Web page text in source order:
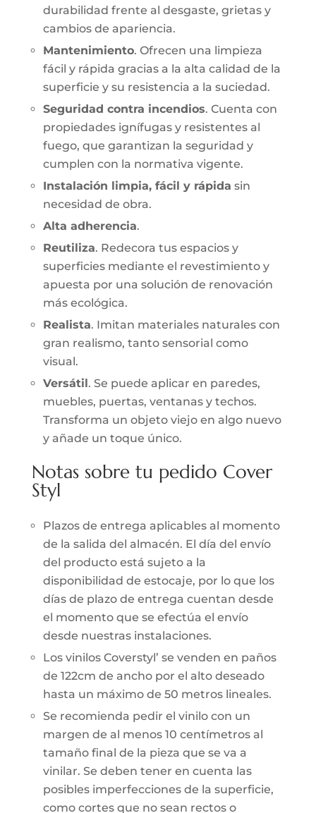
durabilidad frente al desgaste, grietas y
cambios de apariencia.
Mantenimiento. Ofrecen una limpieza
fácil y rápida gracias a la alta calidad de la
superficie y su resistencia a la suciedad.
Seguridad contra incendios. Cuenta con
propiedades ignífugas y resistentes al
fuego, que garantizan la seguridad y
cumplen con la normativa vigente.
Instalación limpia, fácil y rápida sin
necesidad de obra.
Alta adherencia.
Reutiliza. Redecora tus espacios y
superficies mediante el revestimiento y
apuesta por una solución de renovación
más ecológica.
Realista. Imitan materiales naturales con
gran realismo, tanto sensorial como
visual.
Versátil . Se puede aplicar en paredes,
muebles, puertas, ventanas y techos.
Transforma un objeto viejo en algo nuevo
y añade un toque único.
Notas sobre tu pedido Cover
Styl
Plazos de entrega aplicables al momento
de la salida del almacén. El día del envío
del producto está sujeto a la
disponibilidad de estocaje, por lo que los
días de plazo de entrega cuentan desde
el momento que se efectúa el envío
desde nuestras instalaciones.
Los vinilos Coverstyl’ se venden en paños
de 122cm de ancho por el alto deseado
hasta un máximo de 50 metros lineales.
Se recomienda pedir el vinilo con un
margen de al menos 10 centímetros al
tamaño final de la pieza que se va a
vinilar. Se deben tener en cuenta las
posibles imperfecciones de la superficie,
como cortes que no sean rectos o